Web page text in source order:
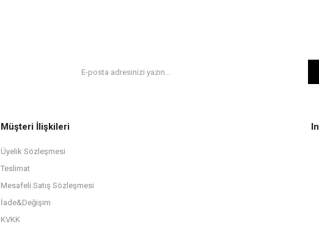
Müşteri İlişkileri
Üyelik Sözleşmesi
Teslimat
Mesafeli Satış Sözleşmesi
İade&Değişim
KVKK